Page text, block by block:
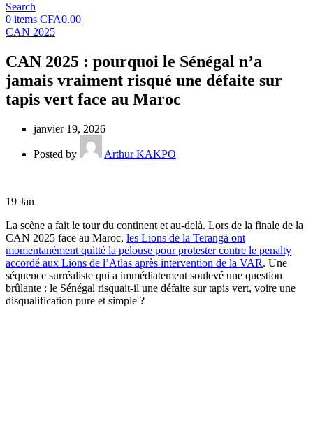
Search
0 items CFA0.00
CAN 2025
CAN 2025 : pourquoi le Sénégal n’a
jamais vraiment risqué une défaite sur
tapis vert face au Maroc
janvier 19, 2026
Posted by Arthur KAKPO
19 Jan
La scène a fait le tour du continent et au-delà. Lors de la finale de la
CAN 2025 face au Maroc, les Lions de la Teranga ont
momentanément quitté la pelouse pour protester contre le penalty
accordé aux Lions de l’Atlas après intervention de la VAR. Une
séquence surréaliste qui a immédiatement soulevé une question
brûlante : le Sénégal risquait-il une défaite sur tapis vert, voire une
disqualification pure et simple ?